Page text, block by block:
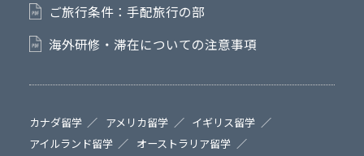
ご旅行条件：手配旅行の部
海外研修・滞在についての注意事項
カナダ留学 アメリカ留学
イギリス留学
アイルランド留学
オーストラリア留学